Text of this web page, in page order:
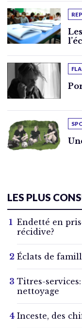
LES PLUS
Endetté en
récidive?
Éclats de
Titres-
nettoyage
Inceste, des